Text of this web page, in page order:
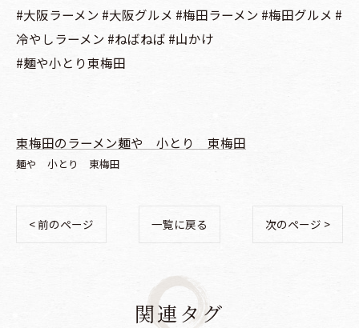
#大阪ラーメン #大阪グルメ #梅田ラーメン #梅田グルメ #
冷やしラーメン #ねばねば #山かけ
#麺や小とり東梅田
東梅田のラーメン麺や 小とり 東梅田
麺や 小とり 東梅田
< 前のページ 一覧に戻る 次のページ >
関連タグ